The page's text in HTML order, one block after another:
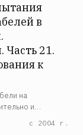
в
Часть 21.
к
на
и
и требования к
пламени
с 2004 г.